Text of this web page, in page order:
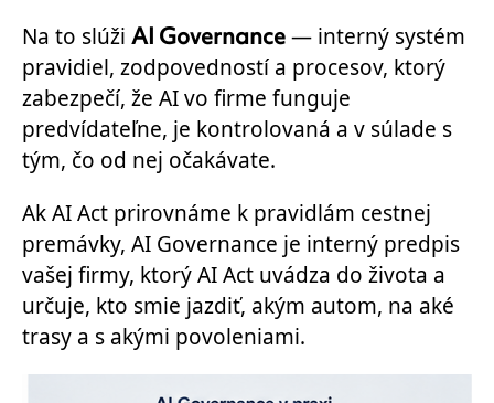
Na to slúži AI Governance— interný systém
pravidiel, zodpovedností a procesov, ktorý
zabezpečí, že AI vo firme funguje
predvídateľne, je kontrolovaná a v súlade s
tým, čo od nej očakávate.
Ak AI Act prirovnáme k pravidlám cestnej
premávky, AI Governance je interný predpis
vašej firmy, ktorý AI Act uvádza do života a
určuje, kto smie jazdiť, akým autom, na aké
trasy a s akými povoleniami.